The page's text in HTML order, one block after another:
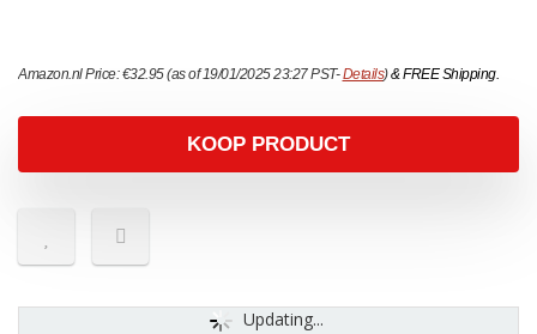
Amazon.nl Price:€32.95(as of 19/01/2025 23:27 PST-Details)&FREE Shipping.
KOOP PRODUCT
Updating...